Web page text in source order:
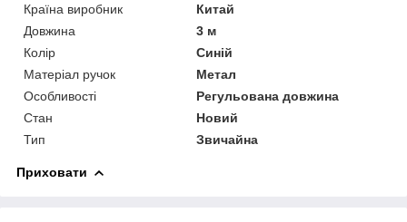
Країна виробник
Китай
Довжина
3 м
Колір
Синій
Матеріал ручок
Метал
Особливості
Регульована довжина
Стан
Новий
Тип
Звичайна
Приховати